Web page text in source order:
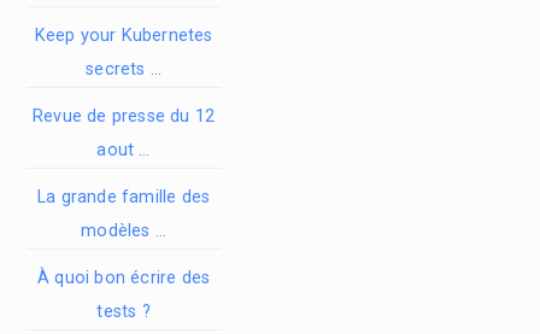
Keep your Kubernetes
secrets …
Revue de presse du 12
aout …
La grande famille des
modèles …
À quoi bon écrire des
tests ?